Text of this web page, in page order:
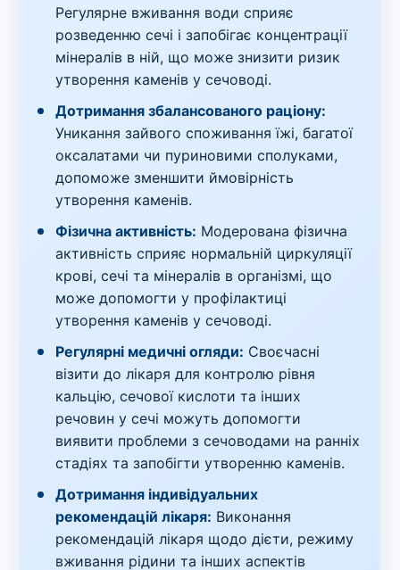
Регулярне вживання води сприяє
розведенню сечі і запобігає концентрації
мінералів в ній, що може знизити ризик
утворення каменів у сечоводі.
Дотримання збалансованого раціону:
Уникання зайвого споживання їжі, багатої
оксалатами чи пуриновими сполуками,
допоможе зменшити ймовірність
утворення каменів.
Фізична активність: Модерована фізична
активність сприяє нормальній циркуляції
крові, сечі та мінералів в організмі, що
може допомогти у профілактиці
утворення каменів у сечоводі.
Регулярні медичні огляди: Своєчасні
візити до лікаря для контролю рівня
кальцію, сечової кислоти та інших
речовин у сечі можуть допомогти
виявити проблеми з сечоводами на ранніх
стадіях та запобігти утворенню каменів.
Дотримання індивідуальних
рекомендацій лікаря: Виконання
рекомендацій лікаря щодо дієти, режиму
вживання рідини та інших аспектів